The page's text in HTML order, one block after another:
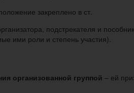
закреплено в ст.
подстрекателя и
ими роли и степень участия).
организованной группой – ей